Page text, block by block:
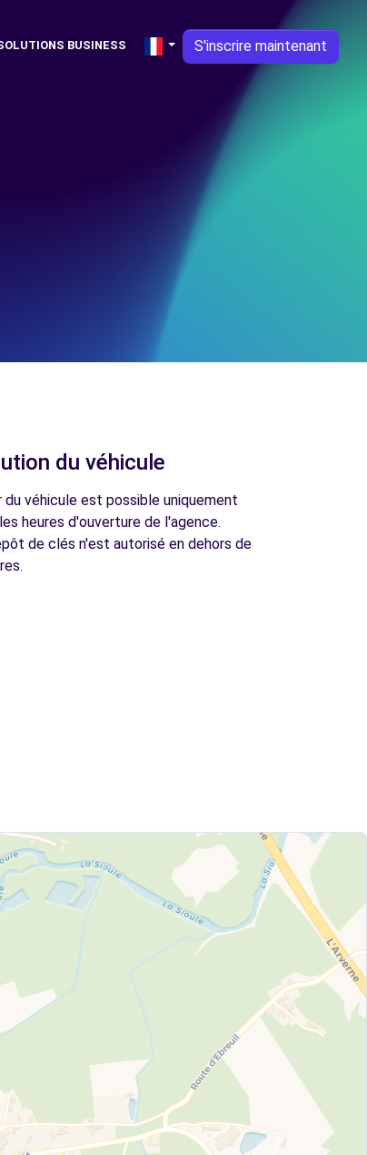
BUSINESS S'inscrire maintenant
du véhicule
du véhicule est possible uniquement
heures d'ouverture de l'agence.
de clés n'est autorisé en dehors de